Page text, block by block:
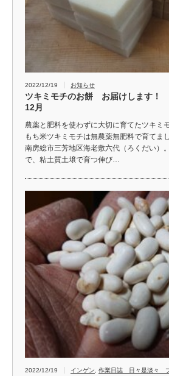
2022/12/19 お知らせ
ツキミモチのお餅 お届けします
12月
農薬と肥料を使わずに大切に育てたツキミ
もち米ツキミモチは無農薬無肥料で育てま
南房総市三芳地区海老敷六代（ろくだい）
で、粘土質土壌で育つ伸び…
2022/12/19 インゲン 作業日誌 日々是淡々